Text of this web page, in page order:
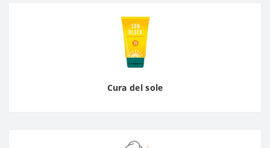
Cura del sole